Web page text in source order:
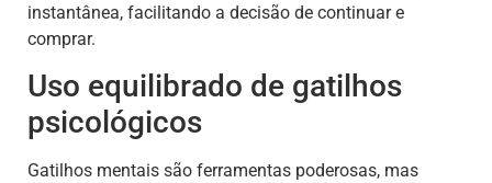
instantânea, facilitando a decisão de continuar e
comprar.
Uso equilibrado de gatilhos
psicológicos
Gatilhos mentais são ferramentas poderosas, mas